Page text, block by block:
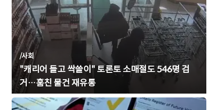
/사회
"캐리어 들고 싹쓸이" 토론토 소매절도 546명 검
거…훔친 물건 재유통